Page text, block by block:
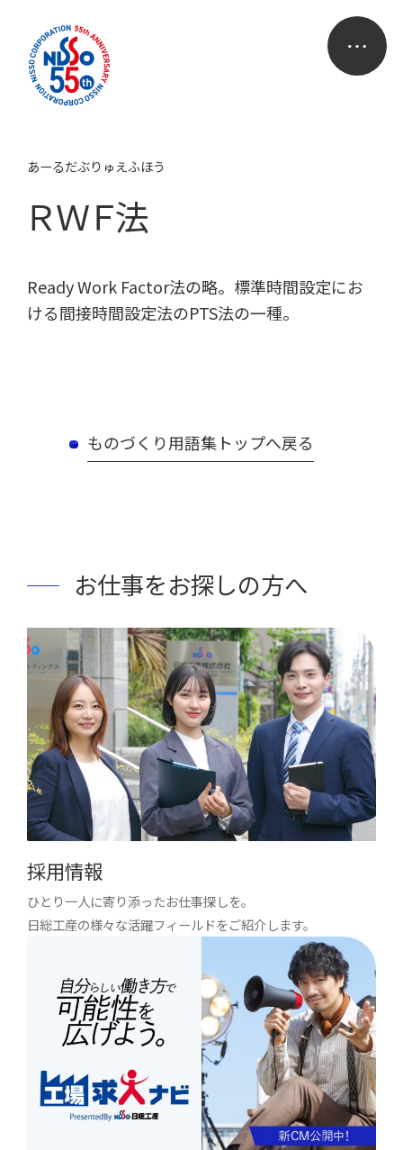
ＲＷＦ法
あーるだぶりゅえふほう
Ready Work Factor法の略。標準時間設定にお
ける間接時間設定法のPTS法の一種。
ものづくり用語集トップへ戻る
お仕事をお探しの方へ
採用情報
ひとり一人に寄り添ったお仕事探しを。
日総工産の様々な活躍フィールドをご紹介します。